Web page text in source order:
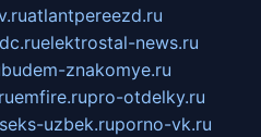
atlantpereezd.ru
elektrostal-news.ru
budem-znakomye.ru
emfire.rupro-otdelky.ru
seks-uzbek.ruporno-vk.ru